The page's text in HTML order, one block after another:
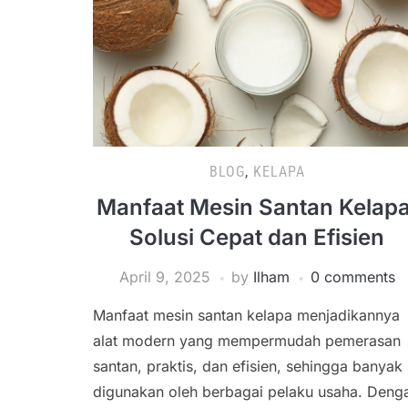
BLOG, KELAPA
Manfaat Mesin Santan
Solusi Cepat dan Efisien
April 9, 2025 by Ilham 0 comments
Manfaat mesin santan kelapa menjadikannya
alat modern yang mempermudah pemerasan
santan, praktis, dan efisien, sehingga banyak
digunakan oleh berbagai pelaku usaha.